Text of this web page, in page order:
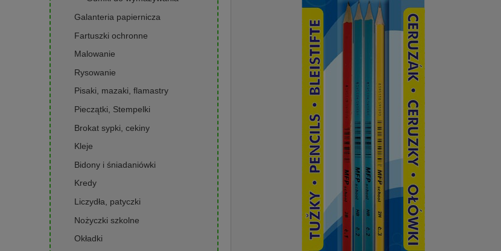
Galanteria papiernicza
Fartuszki ochronne
Malowanie
Rysowanie
Pisaki, mazaki, flamastry
Pieczątki, Stempelki
Brokat sypki, cekiny
Kleje
Bidony i śniadaniówki
Kredy
Liczydła, patyczki
Nożyczki szkolne
Okładki